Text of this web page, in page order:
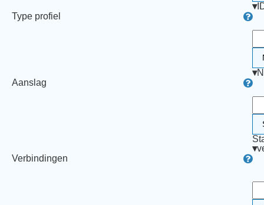
Type profiel
▾
Aanslag
▾
Verbindingen
▾